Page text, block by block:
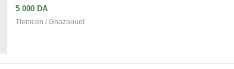
5 000 DA
Tlemcen / Ghazaouet